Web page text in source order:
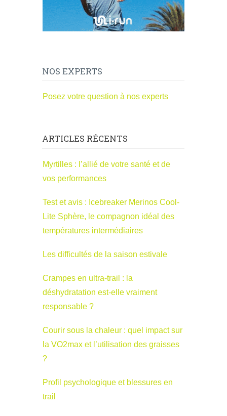
NOS EXPERTS
Posez votre question à nos experts
ARTICLES RÉCENTS
Myrtilles : l’allié de votre santé et de
vos performances
Test et avis : Icebreaker Merinos Cool-
Lite Sphère, le compagnon idéal des
températures intermédiaires
Les difficultés de la saison estivale
Crampes en ultra-trail : la
déshydratation est-elle vraiment
responsable ?
Courir sous la chaleur : quel impact sur
la VO2max et l’utilisation des graisses
?
Profil psychologique et blessures en
trail